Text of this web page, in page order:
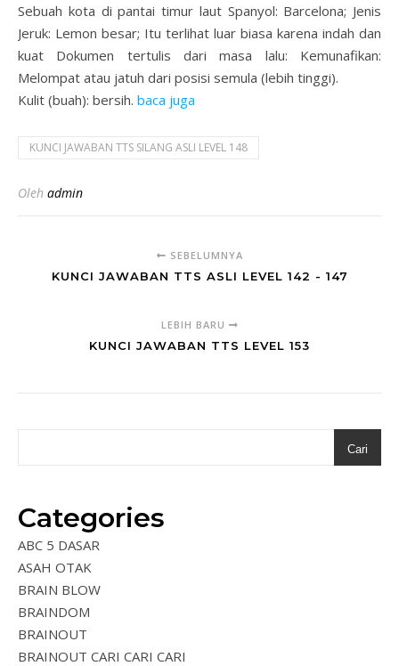
Sebuah kota di pantai timur laut Spanyol: Barcelona; Jenis
Jeruk: Lemon besar; Itu terlihat luar biasa karena indah dan
kuat Dokumen tertulis dari masa lalu: Kemunafikan:
Melompat atau jatuh dari posisi semula (lebih tinggi).
Kulit (buah): bersih. baca juga
KUNCI JAWABAN TTS SILANG ASLI LEVEL 148
Oleh admin
SEBELUMNYA
KUNCI JAWABAN TTS ASLI LEVEL 142 - 147
LEBIH BARU
KUNCI JAWABAN TTS LEVEL 153
Cari
Categories
ABC 5 DASAR
ASAH OTAK
BRAIN BLOW
BRAINDOM
BRAINOUT
BRAINOUT CARI CARI CARI